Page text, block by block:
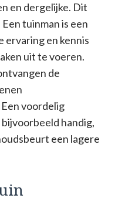
en dergelijke. Dit
tuinman is een
ervaring en kennis
uit te voeren.
de
voordelig
handig,
een lagere